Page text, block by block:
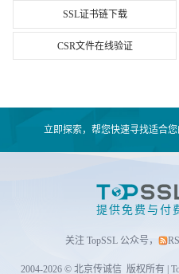
SSL证书链下载
CSR文件在线验证
立即探索，帮您快速寻找适合
提供免费与付
关注 TopSSL 公众号，
2004-2026 © 北京传诚信 版权所有 |